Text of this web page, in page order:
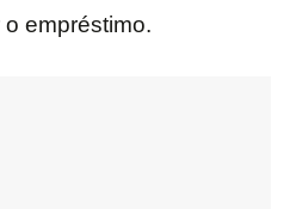
empréstimo.